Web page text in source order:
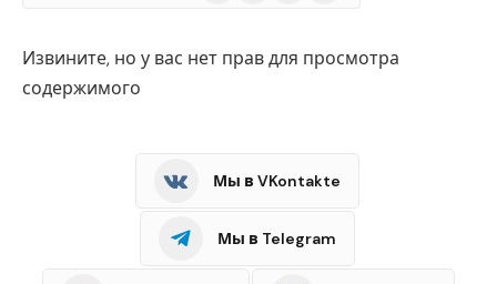
Извините, но у вас нет прав для просмотра
содержимого
Мы в VKontakte
Мы в Telegram